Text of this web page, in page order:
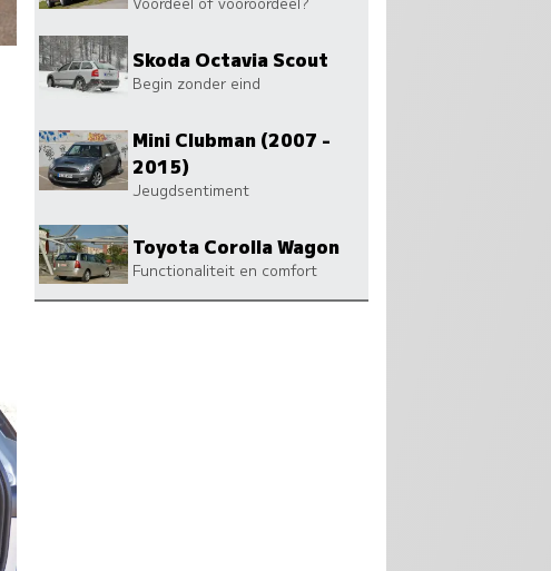
Skoda Octavia Scout
Begin zonder eind
Mini Clubman (2007 -
2015)
Jeugdsentiment
Toyota Corolla Wagon
Functionaliteit en comfort